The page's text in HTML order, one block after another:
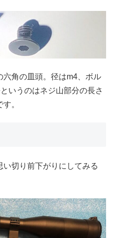
六角の皿頭。径はm4、ボル
いうのはネジ山部分の長さ
。
切り前下がりにしてみる